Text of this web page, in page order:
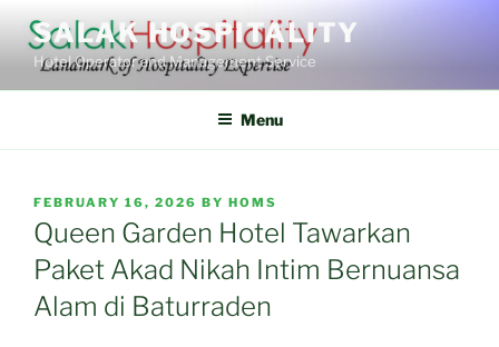
content
SALAK HOSPITALITY
Hotel Operator and Management Service
Menu
POSTED
ON
FEBRUARY 16, 2026 BY HOMS
Queen Garden Hotel Tawarkan
Paket Akad Nikah Intim Bernuansa
Alam di Baturraden